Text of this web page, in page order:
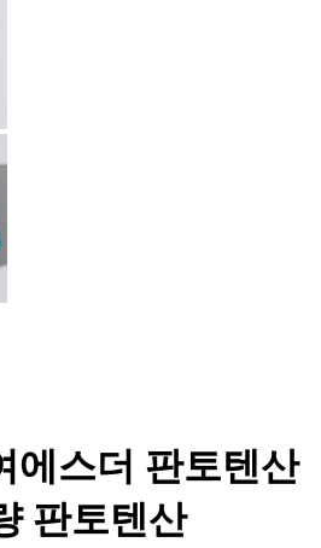
에스더 판토텐산
판토텐산